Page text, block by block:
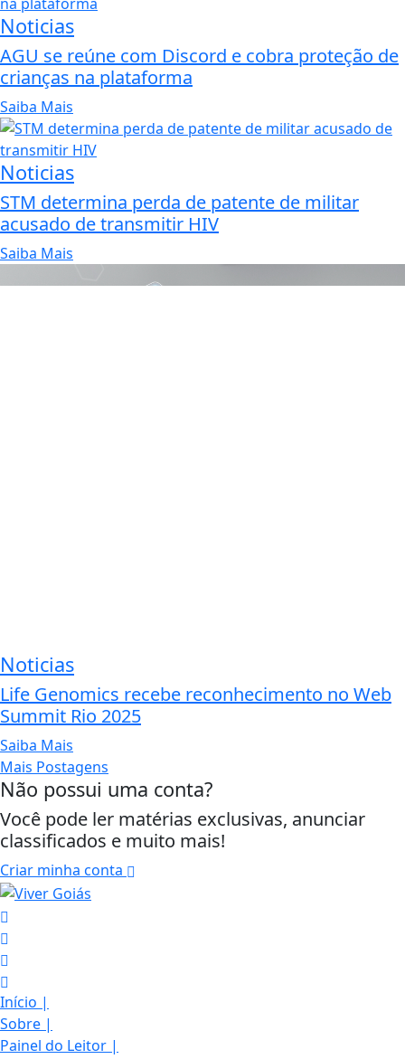
Noticias
AGU se reúne com Discord e cobra proteção de
crianças na plataforma
Saiba Mais
Noticias
STM determina perda de patente de militar
acusado de transmitir HIV
Saiba Mais
Noticias
Life Genomics recebe reconhecimento no Web
Summit Rio 2025
Saiba Mais
Mais Postagens
Não possui uma conta?
Você pode ler matérias exclusivas, anunciar
classificados e muito mais!
Criar minha conta
Início |
Sobre |
Painel do Leitor |